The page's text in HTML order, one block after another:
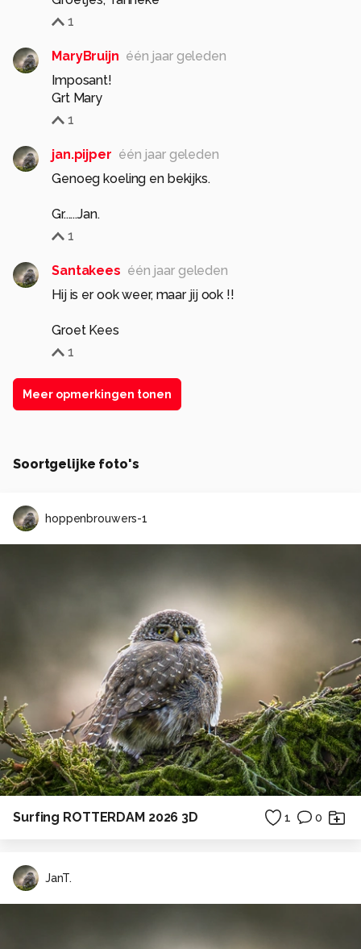
1
MaryBruijn één jaar geleden
Imposant!
Grt Mary
1
jan.pijper één jaar geleden
Genoeg koeling en bekijks.
Gr......Jan.
1
Santakees één jaar geleden
Hij is er ook weer, maar jij ook !!
Groet Kees
1
Meer opmerkingen tonen
Soortgelijke foto's
hoppenbrouwers-1
Surfing ROTTERDAM 2026 3D 1 0
JanT.